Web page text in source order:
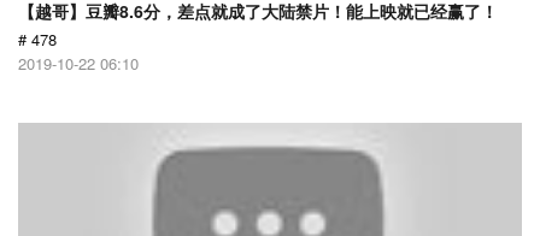
【越哥】豆瓣8.6分，差点就成了大陆禁片！能上映就已经赢了！
# 478
2019-10-22 06:10